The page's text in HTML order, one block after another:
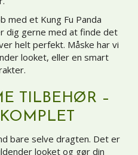
med et Kung Fu Panda
dig gerne med at finde det
helt perfekt. Måske har vi
looket, eller en smart
TILBEHØR –
bare selve dragten. Det er
looket og gør din